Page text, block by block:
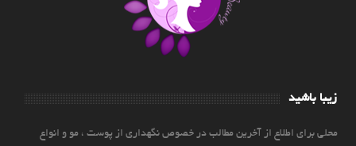
زیبا باشید
محلی برای اطلاع از آخرین مطالب در خصوص نگهداری از پوست ، مو و انواع